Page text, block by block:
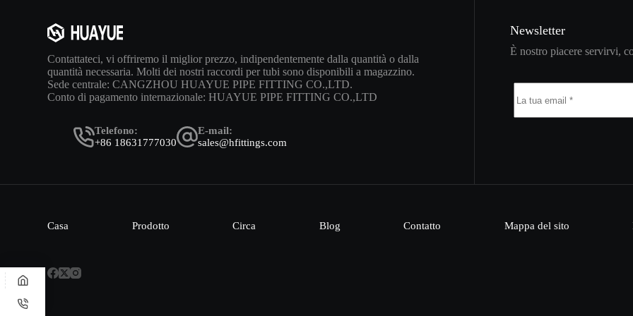
Contattateci, vi offriremo il miglior prezzo, indipendentemente dalla quantità o dalla
quantità necessaria. Molti dei nostri raccordi per tubi sono disponibili a magazzino.
Sede centrale: CANGZHOU HUAYUE PIPE FITTING CO.,LTD.
Conto di pagamento internazionale: HUAYUE PIPE FITTING CO.,LTD
Telefono:
+86 18631777030
E-mail:
sales@hfittings.com
Newsletter
È nostro piacere servirvi,
Casa Prodotto Circa Blog Contatto Mappa del sito